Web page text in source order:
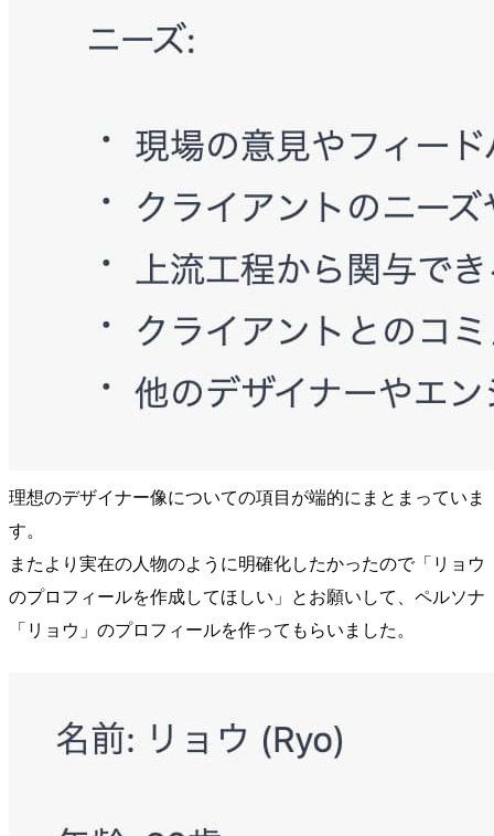
理想のデザイナー像についての項目が端的にまとまっていま
す。
またより実在の人物のように明確化したかったので「リョウ
のプロフィールを作成してほしい」とお願いして、ペルソナ
「リョウ」のプロフィールを作ってもらいました。